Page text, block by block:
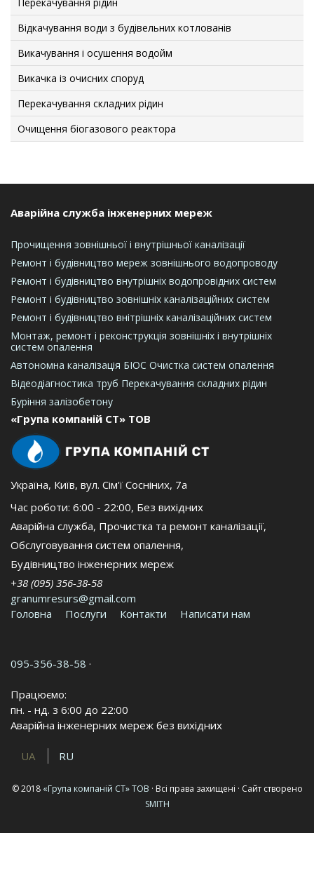
Відкачування води з будівельних котлованів
Викачування і осушення водойм
Викачка із очисних споруд
Перекачування складних рідин
Очищення біогазового реактора
Аварійна служба інженерних мереж
Прочищення зовнішньої і внутрішньої каналізації
Ремонт і будівництво мереж зовнішнього водопроводу
Ремонт і будівництво внутрішніх водопровідних систем
Ремонт і будівництво зовнішніх каналізаційних систем
Ремонт і будівництво внітрішніх каналізаційних систем
Монтаж, ремонт і реконструкція зовнішніх і внутрішніх
систем опалення
Автономна каналізація БІОС Очистка систем опалення
Відеодіагностика труб Перекачування складних рідин
Буріння залізобетону
«Група компаній СТ» ТОВ
Україна, Київ, вул. Сім'ї Сосніних, 7а
Час роботи: 6:00 - 22:00, Без вихідних
Аварійна служба, Прочистка та ремонт каналізації,
Обслуговування систем опалення,
Будівництво інженерних мереж
+38 (095) 356-38-58
granumresurs@gmail.com
Головна
Послуги Контакти Написати нам
095-356-38-58 ·
Працюємо:
пн. - нд. з 6:00 до 22:00
Аварійна інженерних мереж без вихідних
RU
UA
© 2018 «Група компаній СТ» ТОВ · Всі права захищені · Сайт створено
SMITH